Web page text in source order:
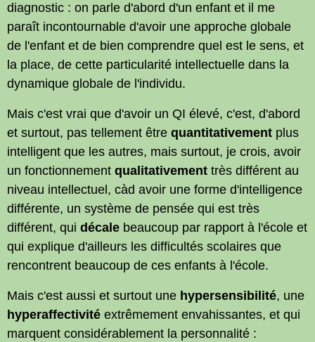
diagnostic : on parle d'abord d'un enfant et il me
paraît incontournable d'avoir une approche globale
de l'enfant et de bien comprendre quel est le sens, et
la place, de cette particularité intellectuelle dans la
dynamique globale de l'individu.
Mais c'est vrai que d'avoir un QI élevé, c'est, d'abord
et surtout, pas tellement être quantitativement plus
intelligent que les autres, mais surtout, je crois, avoir
un fonctionnement qualitativement très différent au
niveau intellectuel, càd avoir une forme d'intelligence
différente, un système de pensée qui est très
différent, qui décale beaucoup par rapport à l'école et
qui explique d'ailleurs les difficultés scolaires que
rencontrent beaucoup de ces enfants à l'école.
Mais c'est aussi et surtout une hypersensibilité, une
hyperaffectivité extrêmement envahissantes, et qui
marquent considérablement la personnalité :